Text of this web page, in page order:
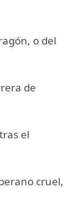
o del
de
el
cruel,